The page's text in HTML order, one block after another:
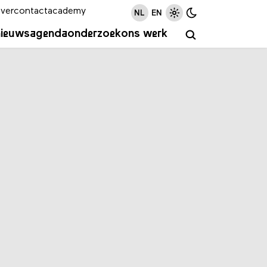
agendaonderzoekons werk
contactacademy NL EN